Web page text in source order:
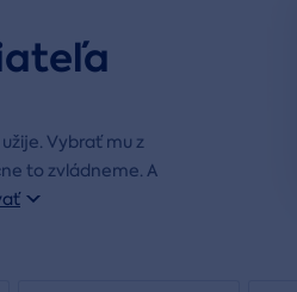
Vybrať mu z
to zvládneme. A